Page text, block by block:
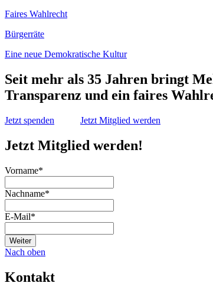
Faires Wahlrecht
Bürgerräte
Eine neue Demokratische Kultur
Seit mehr als 35 Jahren bringt
Transparenz und ein faires
Jetzt spenden Jetzt Mitglied werden
Jetzt Mitglied werden!
Vorname*
Nachname*
E-Mail*
Weiter
Nach oben
Kontakt